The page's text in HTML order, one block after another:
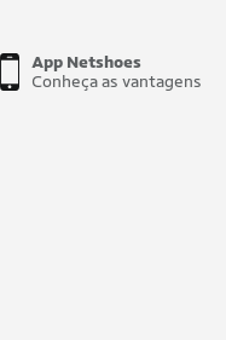
App Netshoes
Conheça as vantagens